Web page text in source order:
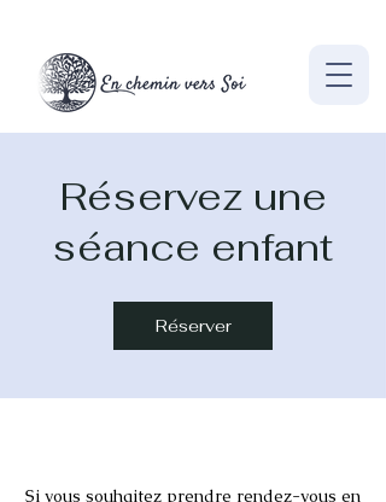
Réservez une
séance enfant
Réserver
Si vous souhaitez prendre rendez-vous en